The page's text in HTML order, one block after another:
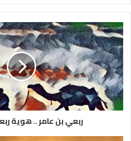
ربعي بن عامر .. هوية